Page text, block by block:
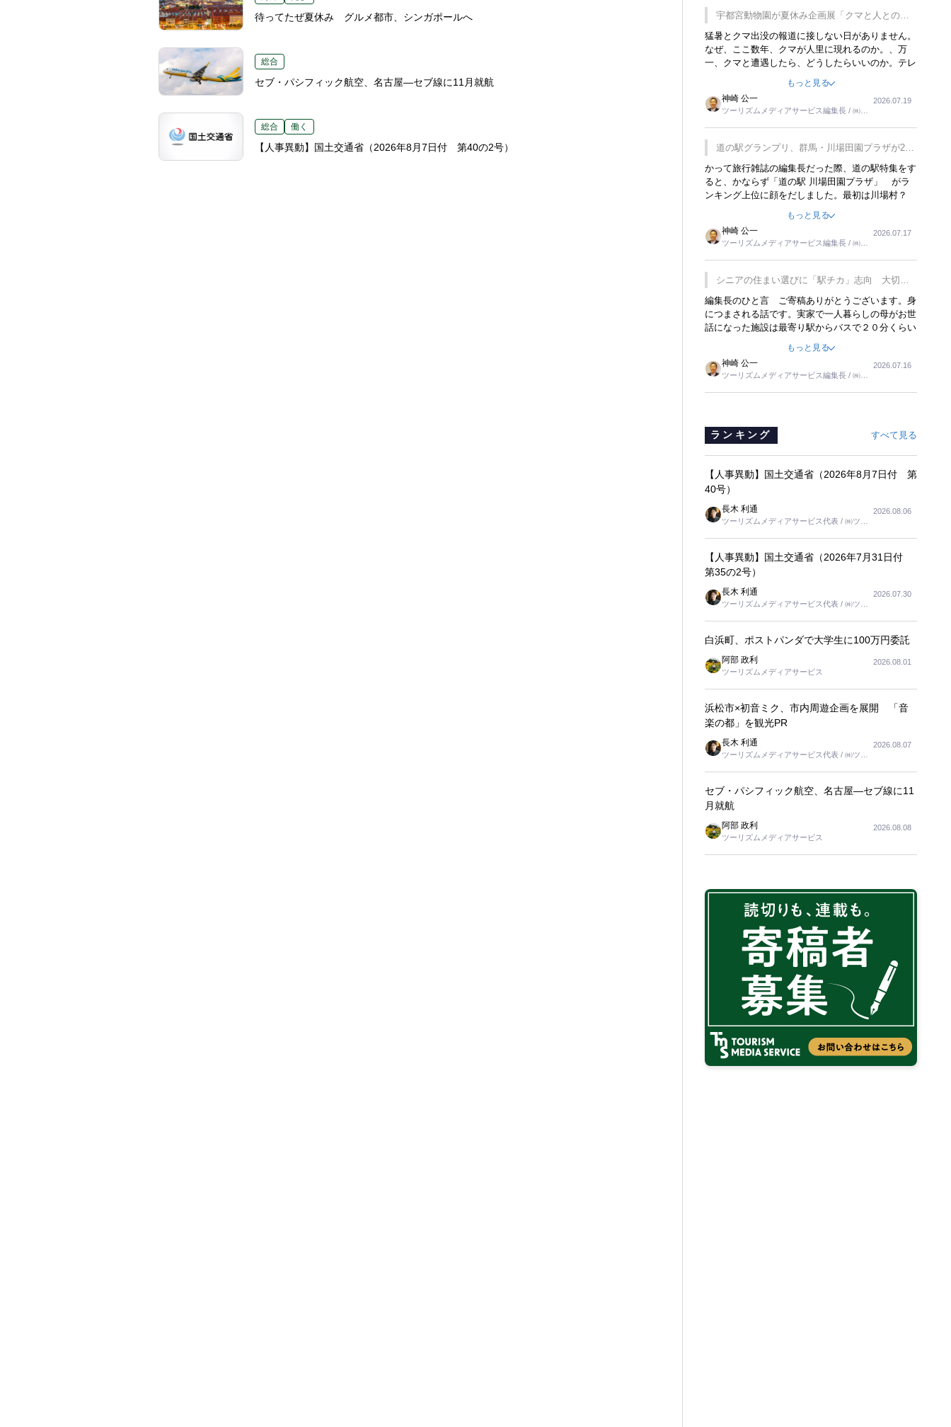
待ってたぜ夏休み グルメ都市、シンガポールへ
総合
セブ・パシフィック航空、名古屋―セブ線に11月就航
総合 働く
【人事異動】国土交通省（2026年8月7日付 第40の2号）
疲れが残らないのかなと思ってしまいます。
宇都宮動物園が夏休み企画展「クマと人との距
離」を7月20日から開催
猛暑とクマ出没の報道に接しない日がありません。
なぜ、ここ数年、クマが人里に現れるのか。、万
一、クマと遭遇したら、どうしたらいいのか。テレ
るなんてことは、冗談でもいえません。そんな中
で、この企画展はタイムリーですね。
もっと見る
神崎 公一
ツーリズムメディアサービス編集長 / ㈱ツ
2026.07.19
道の駅グランプリ、群馬・川場田園プラザが2連
覇
かって旅行雑誌の編集長だった際、道の駅特集をす
ると、かならず「道の駅 川場田園プラザ」 がラ
ンキング上位に顔をだしました。最初は川場村？
れ永井 彰一社長にインタビューしたら、興味深い
話が次々が飛び出しました。プレゼンも巧みで、今
でも思い出すことが２つあります。一つは、従業員
に東京ディズニーランドを見学させ、サービス業、
接客業の何かを理解してもらっていることです。
もう一つは1800円もするプレミアムヨーグルトを
販売するにあたり、社内に懸念もあったそうです。
永井社長は、駐車場に都内ナンバーの高級外車が停
まっていることに目をつけ、高級商品でも売れると
確信したそうです。今回の記事を懐かしく読みまし
もっと見る
神崎 公一
ツーリズムメディアサービス編集長 / ㈱ツ
2026.07.17
シニアの住まい選びに「駅チカ」志向 大切な
のは出かけたくなる暮らし
編集長のひと言 ご寄稿ありがとうございます。身
につまされる話です。実家で一人暮らしの母がお世
話になった施設は最寄り駅からバスで２０分くらい
りました。母の住まいから近いという理由で、その
施設を選択したのですが、私と妹にとっては、半日
仕事ででした。シニアの住まい選びは、当人だけで
はなく、世話をする家族の足の便も考えない外池な
もっと見る
神崎 公一
ツーリズムメディアサービス編集長 / ㈱ツ
2026.07.16
ランキング すべて見る
【人事異動】国土交通省（2026年8月7日付 第
40号）
長木 利通
ツーリズムメディアサービス代表 / ㈱ツー
2026.08.06
【人事異動】国土交通省（2026年7月31日付
第35の2号）
長木 利通
ツーリズムメディアサービス代表 / ㈱ツー
2026.07.30
白浜町、ポストパンダで大学生に100万円委託
阿部 政利
ツーリズムメディアサービス
2026.08.01
浜松市×初音ミク、市内周遊企画を展開 「音
楽の都」を観光PR
長木 利通
ツーリズムメディアサービス代表 / ㈱ツー
2026.08.07
セブ・パシフィック航空、名古屋―セブ線に11
月就航
阿部 政利
ツーリズムメディアサービス
2026.08.08